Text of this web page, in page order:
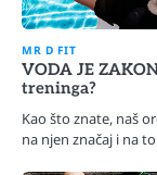
MR D FIT
VODA JE
treninga?
Kao što znate, naš
na njen značaj i na